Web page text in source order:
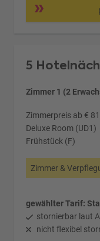
5
Zimmer 1 (2
Zimmerpreis ab €
Deluxe Room (UD1)
Frühstück (F)
Zimmer &
gewählter Tarif:
stornierbar laut
nicht flexibel